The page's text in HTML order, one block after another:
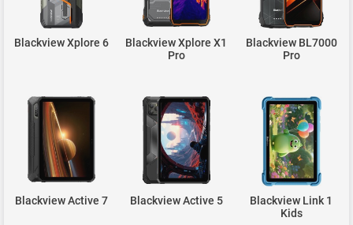
Blackview Xplore 6
Blackview Xplore X1
Pro
Blackview BL7000
Pro
Blackview Active 7 Blackview Active 5
Blackview Link 1
Kids